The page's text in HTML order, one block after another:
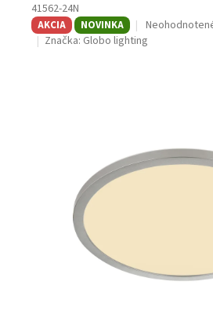
41562-24N
AKCIA NOVINKA
Priemerné
hodnotenie
Značka: Globo lighting